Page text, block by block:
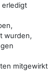
erledigt
wurden,
mitgewirkt